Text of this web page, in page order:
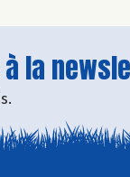
la